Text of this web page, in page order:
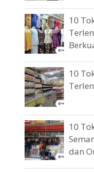
10
10
10
dan